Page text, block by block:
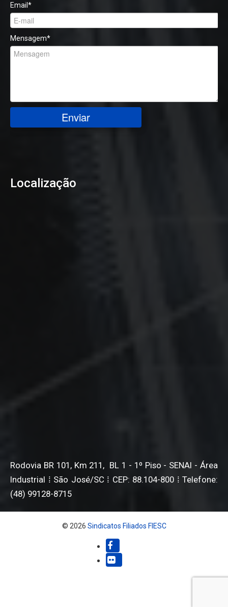
Email*
Mensagem*
Enviar
Localização
Rodovia BR 101, Km 211, BL 1 - 1º Piso - SENAI - Área
Industrial ⁞ São José/SC ⁞ CEP: 88.104-800 ⁞ Telefone:
(48) 99128-8715
© 2026 Sindicatos Filiados FIESC